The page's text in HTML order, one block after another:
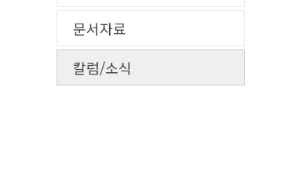
문서자료
칼럼/소식